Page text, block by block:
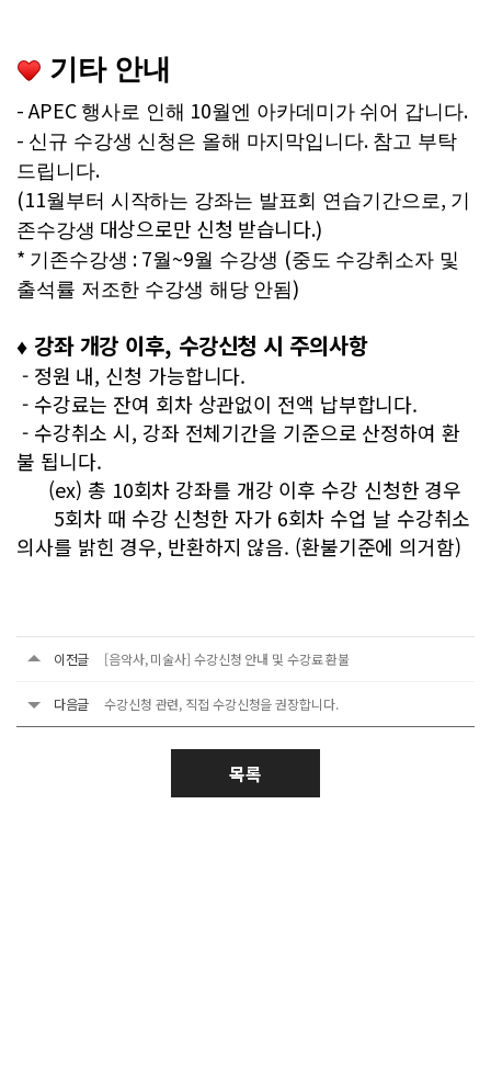
기타 안내
- APEC 행사로 인해 10월엔 아카데미가 쉬어 갑니다.
- 신규 수강생 신청은 올해 마지막입니다. 참고 부탁
드립니다.
(11월부터 시작하는 강좌는 발표회 연습기간으로, 기
존수강생 대상으로만 신청 받습니다.)
* 기존수강생 : 7월 ~9월 수강생 (중도 수강취소자 및
출석률 저조한 수강생 해당 안됨 )
♦ 강좌 개강 이후, 수강신청 시 주의사항
- 정원 내, 신청 가능합니다.
- 수강료는 잔여 회차 상관없이 전액 납부합니다.
- 수강취소 시, 강좌 전체기간을 기준으로 산정하여 환
불 됩니다.
(ex) 총 10회차 강좌를 개강 이후 수강 신청한 경우
5회차 때 수강 신청한 자가 6회차 수업 날 수강취소
의사를 밝힌 경우, 반환하지 않음. (환불기준에 의거함)
이전글 [음악사, 미술사] 수강신청 안내 및 수강료 환불
다음글 수강신청 관련, 직접 수강신청을 권장합니다.
목록